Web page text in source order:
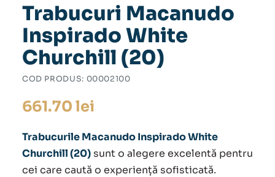
Trabucuri Macanudo
Inspirado White
Churchill (20)
COD PRODUS: 00002100
661.70 lei
Trabucurile Macanudo Inspirado White
Churchill (20) sunt o alegere excelentă pentru
cei care caută o experiență sofisticată.